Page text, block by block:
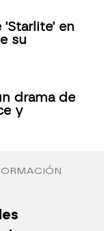
en
su
drama de
y